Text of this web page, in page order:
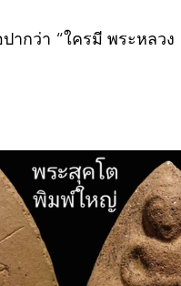
ากว่า “ใครมี พระหลวง